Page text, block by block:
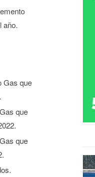
año.
Gas que
que
que